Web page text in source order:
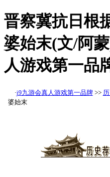
晋察冀抗日根
婆始末(文/阿
人游戏第一品
·j9九游会真人游戏第一品牌>>
婆始末